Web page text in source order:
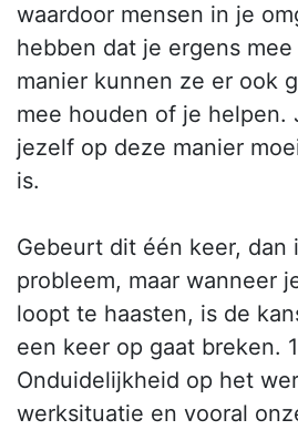
waardoor mensen in je
hebben dat je ergens
manier kunnen ze er ook
mee houden of je helpen.
jezelf op deze manier
is.
Gebeurt dit één keer, dan
probleem, maar wanneer
loopt te haasten, is de
een keer op gaat breken.
Onduidelijkheid op het
werksituatie en vooral